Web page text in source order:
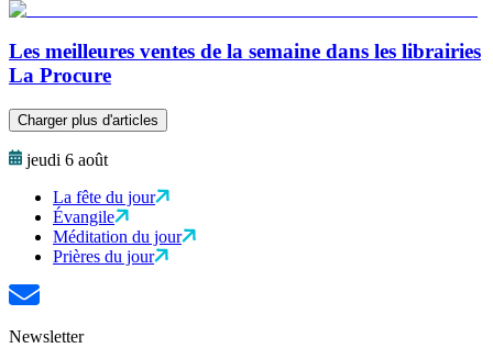
Les meilleures ventes de la semaine dans les librairies
La Procure
Charger plus d'articles
jeudi 6 août
La fête du jour
Évangile
Méditation du jour
Prières du jour
Newsletter